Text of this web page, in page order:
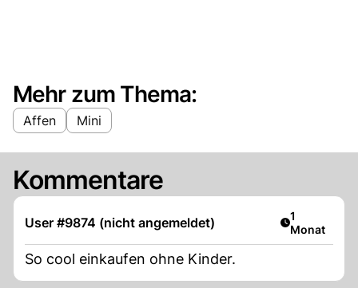
Mehr zum Thema:
Affen Mini
Kommentare
User #9874 (nicht angemeldet) Artikel
1
Monat
So cool einkaufen ohne Kinder.